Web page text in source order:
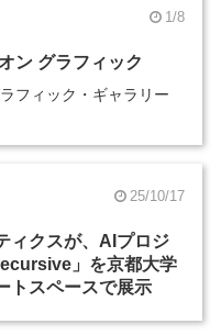
1/8
ン グラフィック
フィック・ギャラリー
25/10/17
ィクスが、AIプロジ
」を京都大学
トスペースで展示